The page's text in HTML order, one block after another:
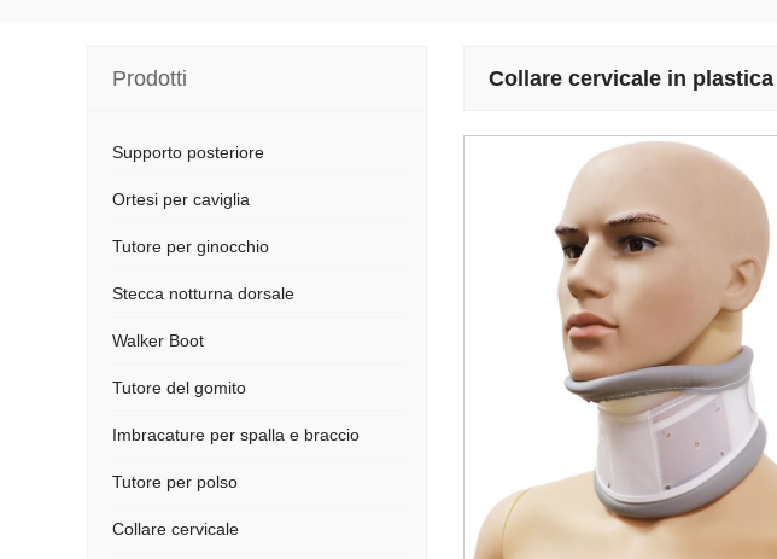
Collare cervicale in
Prodotti
Supporto posteriore
Ortesi per caviglia
Tutore per ginocchio
Stecca notturna dorsale
Walker Boot
Tutore del gomito
Imbracature per spalla e braccio
Tutore per polso
Collare cervicale